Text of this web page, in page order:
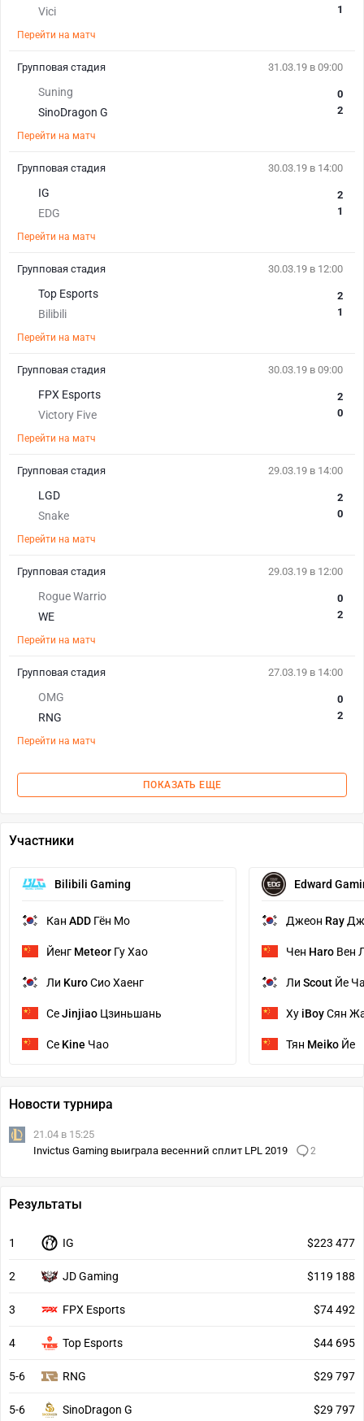
Vici 1
Перейти на матч
31.03.19 в 09:00
Suning
SinoDragon G
0
2
Перейти на матч
Групповая стадия
30.03.19 в 14:00
IG
EDG
2
1
Перейти на матч
Групповая стадия
30.03.19 в 12:00
Top Esports
Bilibili
2
1
Перейти на матч
Групповая стадия
30.03.19 в 09:00
FPX Esports
Victory Five
2
0
Перейти на матч
Групповая стадия
29.03.19 в 14:00
LGD
Snake
2
0
Перейти на матч
Групповая стадия
29.03.19 в 12:00
Rogue Warrio
WE
0
2
Перейти на матч
Групповая стадия
27.03.19 в 14:00
OMG
RNG
0
2
Перейти на матч
Групповая стадия
ПОКАЗАТЬ ЕЩЕ
Участники
Bilibili Gaming
Кан ADD Гён Мо
Йенг Meteor Гу Хао
Ли KuroСио Хаенг
СеJinjiao Цзиньшань
Се Kine Чао
Edward
Джеон Ray
Чен Haro Вен
Ли Scout Йе
Ху iBoyСян
Тян Meiko Йе
Новости турнира
21.04 в 15:25
Invictus Gaming выиграла весенний сплит LPL 2019
2
Результаты
1 IG $223 477
2 JD Gaming $119 188
3 FPX Esports $74 492
4 Top Esports $44 695
5-6 RNG $29 797
5-6 SinoDragon G $29 797